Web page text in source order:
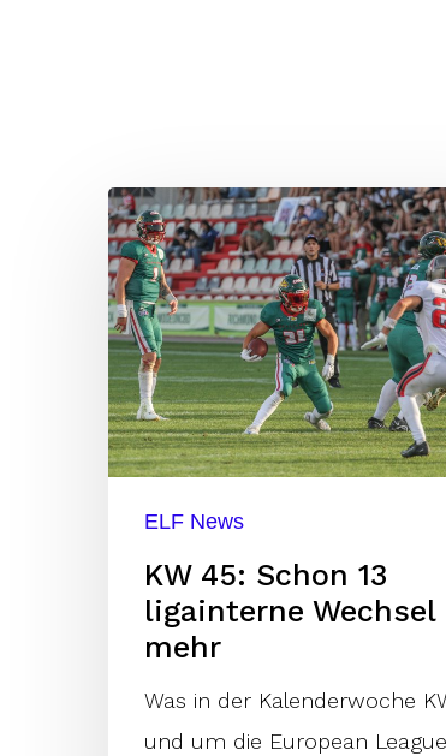
KW
45:
Schon
13
ligainterne
Wechsel
&
ELF News
KW 45: Schon 13
ligainterne Wechsel
mehr
Was in der Kalenderwoche
und um die European